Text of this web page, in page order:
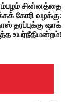
சின்னத்தை
கோரி வழக்கு:
தரப்புக்கு ஷாக்
உயர்நீதிமன்றம்!